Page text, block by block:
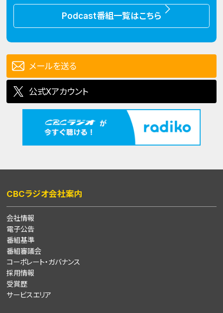
Podcast番組一覧はこちら
メールを送る
公式Xアカウント
CBCラジオ会社案内
会社情報
電子公告
番組基準
番組審議会
コーポレート・ガバナンス
採用情報
受賞歴
サービスエリア